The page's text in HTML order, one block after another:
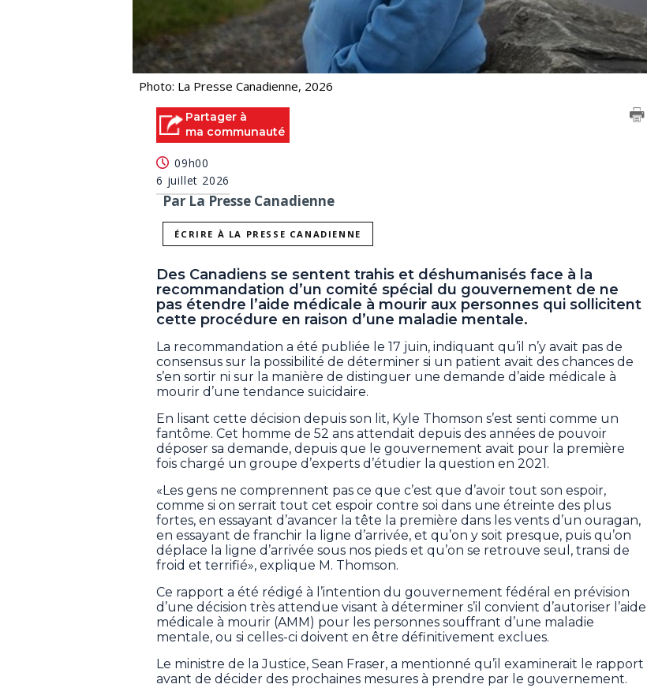
Photo: La Presse Canadienne, 2026
Partager à
ma communauté
09h00
6 juillet 2026
Par La Presse Canadienne
ÉCRIRE À LA PRESSE CANADIENNE
Des Canadiens se sentent trahis et déshumanisés face à la
recommandation d’un comité spécial du gouvernement de ne
pas étendre l’aide médicale à mourir aux personnes qui sollicitent
cette procédure en raison d’une maladie mentale.
La recommandation a été publiée le 17 juin, indiquant qu’il n’y avait pas de
consensus sur la possibilité de déterminer si un patient avait des chances de
s’en sortir ni sur la manière de distinguer une demande d’aide médicale à
mourir d’une tendance suicidaire.
En lisant cette décision depuis son lit, Kyle Thomson s’est senti comme un
fantôme. Cet homme de 52 ans attendait depuis des années de pouvoir
déposer sa demande, depuis que le gouvernement avait pour la première
fois chargé un groupe d’experts d’étudier la question en 2021.
«Les gens ne comprennent pas ce que c’est que d’avoir tout son espoir,
comme si on serrait tout cet espoir contre soi dans une étreinte des plus
fortes, en essayant d’avancer la tête la première dans les vents d’un ouragan,
en essayant de franchir la ligne d’arrivée, et qu’on y soit presque, puis qu’on
déplace la ligne d’arrivée sous nos pieds et qu’on se retrouve seul, transi de
froid et terrifié», explique M. Thomson.
Ce rapport a été rédigé à l’intention du gouvernement fédéral en prévision
d’une décision très attendue visant à déterminer s’il convient d’autoriser l’aide
médicale à mourir (AMM) pour les personnes souffrant d’une maladie
mentale, ou si celles-ci doivent en être définitivement exclues.
Le ministre de la Justice, Sean Fraser, a mentionné qu’il examinerait le rapport
avant de décider des prochaines mesures à prendre par le gouvernement.